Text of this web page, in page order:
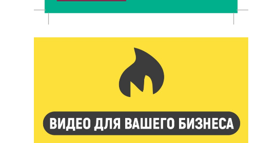
Сладкая программа в Твери: дегустация мёда и
рассказ о жизни пчёл
Открыт набор на программу амбассадоров для